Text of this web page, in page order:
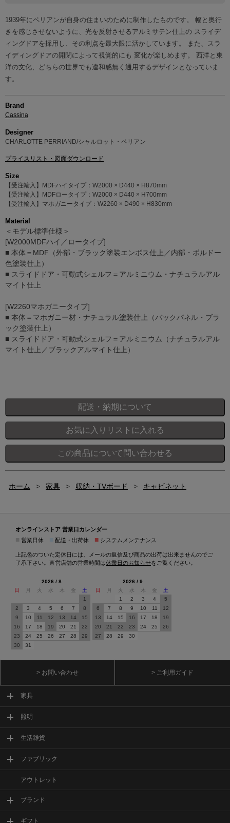
1939年にペリアンが自身の住まいのために制作したものです。 幅と奥行
きを感じさせないように、光を反射させるアルミサテン仕上の スライデ
ィングドアを採用し、その利点を最大限に活かしています。 また、スラ
イディングドアの開閉によって視覚的にも 変化が楽しめます。 西洋と東
洋の文化、どちらの世界でも違和感無く通用するデザインとなっていま
す。
Brand
Cassina
Designer
CHARLOTTE PERRIAND/シャルロット・ペリアン
プライスリスト・図面ダウンロード
Size
【受注輸入】MDFハイタイプ：W2000 × D440 × H870mm
【受注輸入】MDFロータイプ：W2000 × D440 × H700mm
【受注輸入】マホガニータイプ：W2260 × D490 × H830mm
Material
＜モデル標準仕様＞
[W2000MDFハイ／ロータイプ]
■ 本体＝MDF（外部・ブラック塗装エンボス仕上／内部・ボルドー
色塗装仕上）
■ スライドドア・可動式シェルフ＝アルミニウム・ナチュラルアル
マイト仕上
[W2260マホガニータイプ]
■ 本体＝マホガニー材・ナチュラル塗装仕上（バックパネル・ブラ
ック塗装仕上）
■ スライドドア・可動式シェルフ＝アルミニウム（ナチュラルアル
マイト仕上／ブラックアルマイト仕上）
ホーム > 家具 > 収納・TVボード > キャビネット
オンラインストア 営業日カレンダー
営業日休 配送・出荷休 ■ システムメンテナンス
上記色のついた定休日には、メールの返信及び商品の出荷は出来ませんのでご
了承下さい。直営店舗の営業時間は休業日のお知らせをご覧ください。
2026 / 8
日
月 火 水 木 金
土
1
2
3 4 5 6 7
8
9
10 11 12 13 14
15
16
17 18 19 20 21
22
23
24 25 26 27 28
29
30
31
2026 / 9
日
月 火 水 木 金
土
1
2 3 4
5
6
7 8 9 10 11
12
13
14 15 16 17 18
19
20
21 22 23 24 25
26
27
28 29 30
> お問い合わせ > ご利用ガイド
家具
照明
生活雑貨
ファブリック
アウトレット
ブランド
ギフト